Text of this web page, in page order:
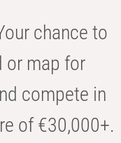
chance to
map for
compete in
of €30,000+.